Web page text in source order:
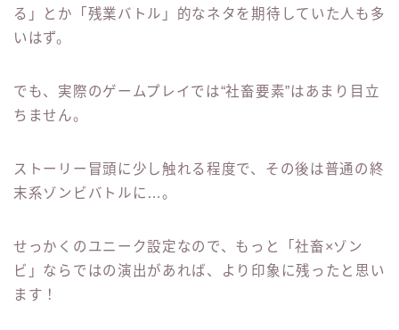
る」とか「残業バトル」的なネタを期待していた人も多
いはず。
でも、実際のゲームプレイでは“社畜要素”はあまり目立
ちません。
ストーリー冒頭に少し触れる程度で、その後は普通の終
末系ゾンビバトルに…。
せっかくのユニーク設定なので、もっと「社畜×ゾン
ビ」ならではの演出があれば、より印象に残ったと思い
ます！